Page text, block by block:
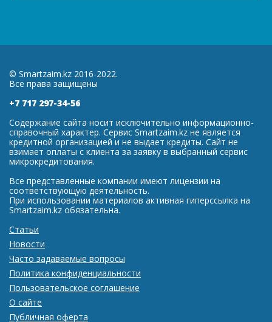
© Smartzaim.kz 2016-2022.
Все права защищены
+7 717 297-34-56
Содержание сайта носит исключительно информационно-
справочный характер. Сервис Smartzaim.kz не является
кредитной организацией и не выдает кредиты. Сайт не
взимает оплаты с клиента за заявку в выбранный сервис
микрокредитования.
Все представленные компании имеют лицензии на
соответствующую деятельность.
При использовании материалов активная гиперссылка на
Smartzaim.kz обязательна.
Статьи
Новости
Часто задаваемые вопросы
Политика конфиденциальности
Пользовательское соглашение
О сайте
Публичная оферта